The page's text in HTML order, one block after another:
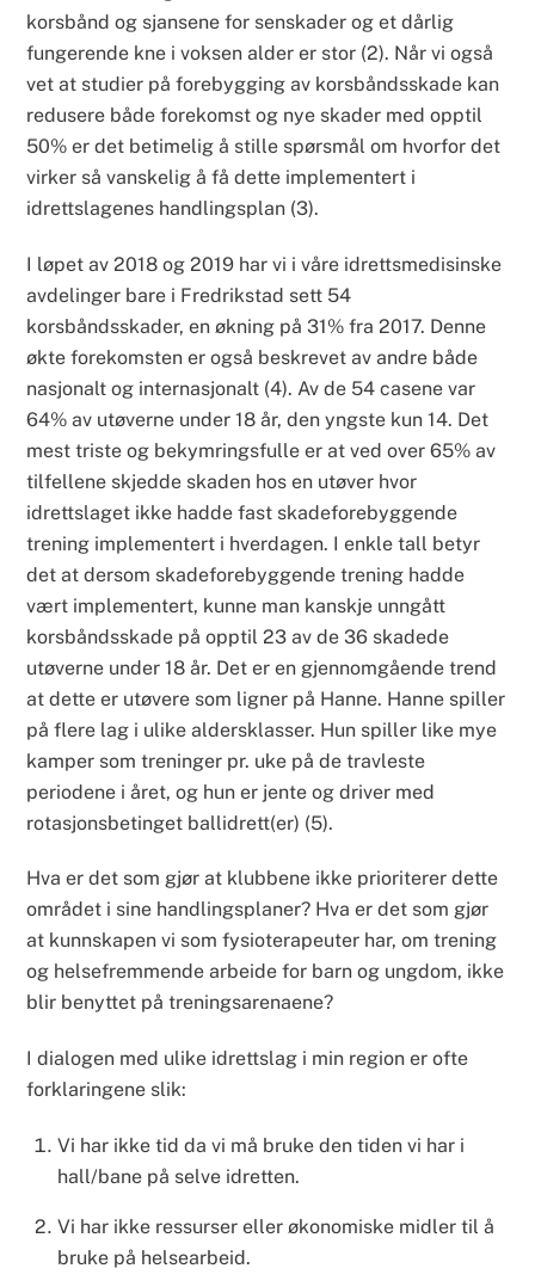
korsbånd og sjansene for senskader og et dårlig
fungerende kne i voksen alder er stor (2). Når vi også
vet at studier på forebygging av korsbåndsskade kan
redusere både forekomst og nye skader med opptil
50% er det betimelig å stille spørsmål om hvorfor det
virker så vanskelig å få dette implementert i
idrettslagenes handlingsplan (3).
I løpet av 2018 og 2019 har vi i våre idrettsmedisinske
avdelinger bare i Fredrikstad sett 54
korsbåndsskader, en økning på 31% fra 2017. Denne
økte forekomsten er også beskrevet av andre både
nasjonalt og internasjonalt (4). Av de 54 casene var
64% av utøverne under 18 år, den yngste kun 14. Det
mest triste og bekymringsfulle er at ved over 65% av
tilfellene skjedde skaden hos en utøver hvor
idrettslaget ikke hadde fast skadeforebyggende
trening implementert i hverdagen. I enkle tall betyr
det at dersom skadeforebyggende trening hadde
vært implementert, kunne man kanskje unngått
korsbåndsskade på opptil 23 av de 36 skadede
utøverne under 18 år. Det er en gjennomgående trend
at dette er utøvere som ligner på Hanne. Hanne spiller
på flere lag i ulike aldersklasser. Hun spiller like mye
kamper som treninger pr. uke på de travleste
periodene i året, og hun er jente og driver med
rotasjonsbetinget ballidrett(er) (5).
Hva er det som gjør at klubbene ikke prioriterer dette
området i sine handlingsplaner? Hva er det som gjør
at kunnskapen vi som fysioterapeuter har, om trening
og helsefremmende arbeide for barn og ungdom, ikke
blir benyttet på treningsarenaene?
I dialogen med ulike idrettslag i min region er ofte
forklaringene slik:
Vi har ikke tid da vi må bruke den tiden vi har i
hall/bane på selve idretten.
Vi har ikke ressurser eller økonomiske midler til å
bruke på helsearbeid.